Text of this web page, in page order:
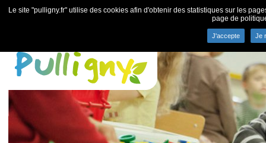
Le site "pulligny.fr" utilise des cookies afin d'obtenir des statistiques sur les
page de
J'accepte Je
Commune de Pulligny -